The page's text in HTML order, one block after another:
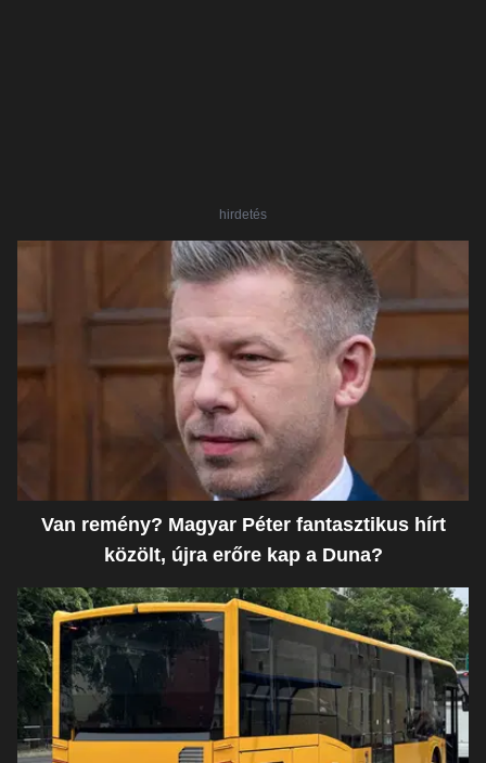
hirdetés
Van remény? Magyar Péter fantasztikus hírt
közölt, újra erőre kap a Duna?